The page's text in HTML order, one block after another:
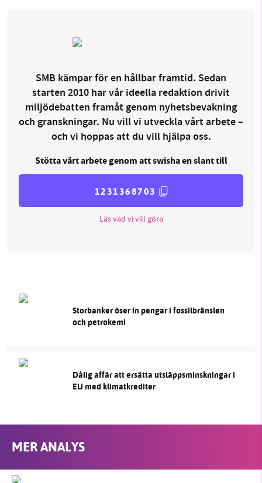
SMB kämpar för en hållbar framtid. Sedan
starten 2010 har vår ideella redaktion drivit
miljödebatten framåt genom nyhetsbevakning
och granskningar. Nu vill vi utveckla vårt arbete –
och vi hoppas att du vill hjälpa oss.
Stötta vårt arbete genom att swisha en slant till
1231368703
Läs vad vi vill göra
Storbanker öser in pengar i fossilbränslen
och petrokemi
Dålig affär att ersätta utsläppsminskningar i
EU med klimatkrediter
MER ANALYS